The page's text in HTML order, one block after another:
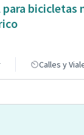
para bicicletas
Calles y